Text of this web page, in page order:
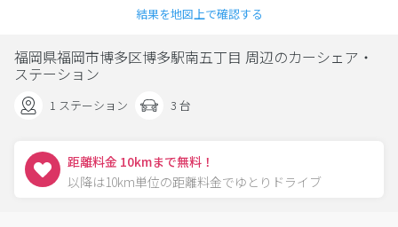
結果を地図上で確認する
福岡県福岡市博多区博多駅南五丁目 周辺のカーシェア・
ステーション
1 ステーション 3 台
距離料金 10kmまで無料！
以降は10km単位の距離料金でゆとりドライブ